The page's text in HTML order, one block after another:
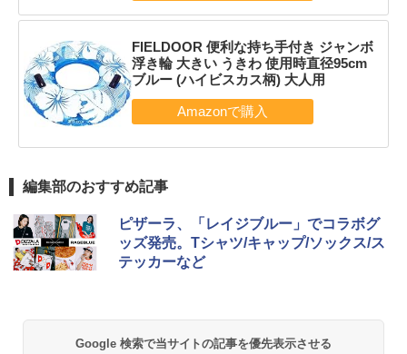
FIELDOOR 便利な持ち手付き ジャンボ
浮き輪 大きい うきわ 使用時直径95cm
ブルー (ハイビスカス柄) 大人用
編集部のおすすめ記事
ピザーラ、「レイジブルー」でコラボグ
ッズ発売。Tシャツ/キャップ/ソックス/ス
テッカーなど
Google 検索で当サイトの記事を優先表示させる